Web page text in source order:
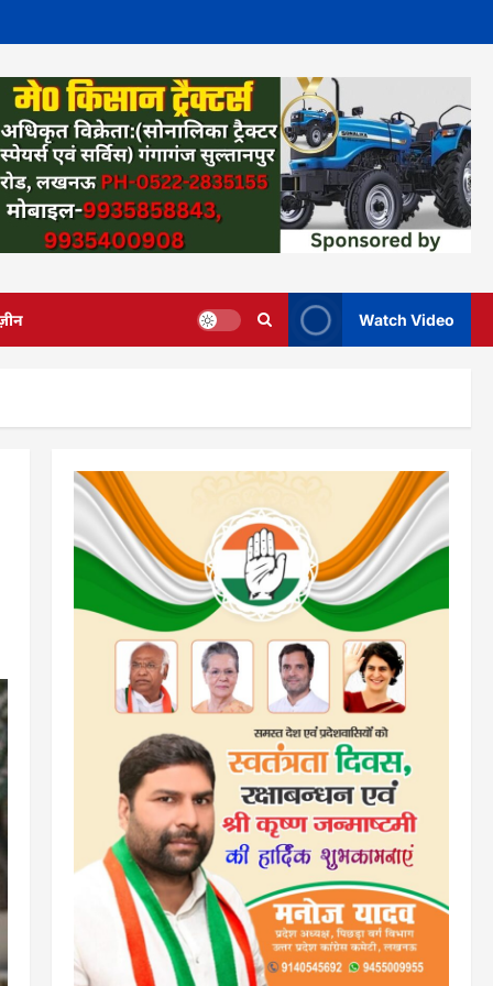
Watch Video